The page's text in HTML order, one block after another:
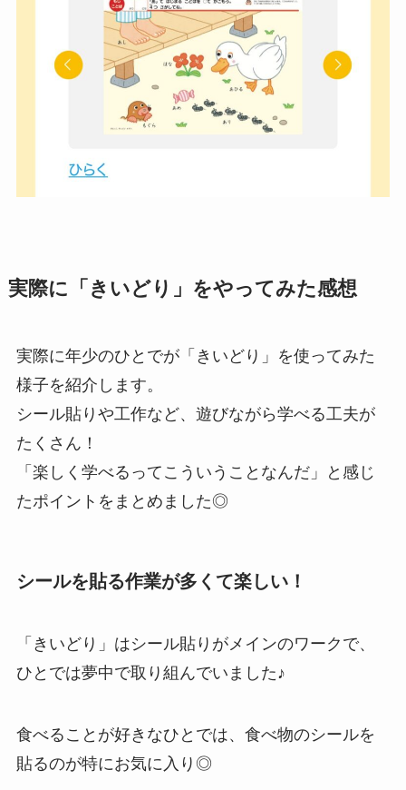
実際に「きいどり」をやってみた感想
実際に年少のひとでが「きいどり」を使ってみた
様子を紹介します。
シール貼りや工作など、遊びながら学べる工夫が
たくさん！
「楽しく学べるってこういうことなんだ」と感じ
たポイントをまとめました◎
シールを貼る作業が多くて楽しい！
「きいどり」はシール貼りがメインのワークで、
ひとでは夢中で取り組んでいました♪
食べることが好きなひとでは、食べ物のシールを
貼るのが特にお気に入り◎